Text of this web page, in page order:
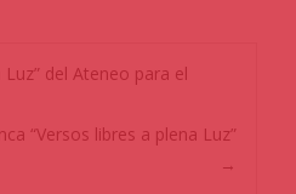
del Ateneo para el
“Versos libres a plena Luz”
→